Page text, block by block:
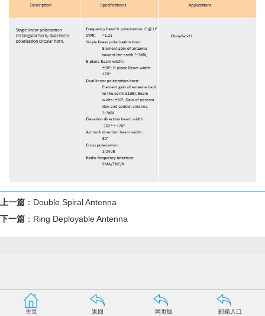
上一篇 ： Double Spiral Antenna
下一篇 ： Ring Deployable Antenna
主页 返回 网页版 邮箱入口